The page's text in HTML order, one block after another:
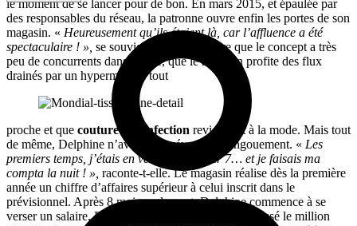
le moment de se lancer pour de bon. En mars 2015, et épaulée par
des responsables du réseau, la patronne ouvre enfin les portes de son
magasin. « Heureusement qu’ils étaient là, car l’affluence a été
spectaculaire ! », se souvient-elle. Il faut dire que le concept a très
peu de concurrents dans l’Eure, que le magasin profite des flux
drainés par un hypermarché tout
proche et que couture et confection reviennent à la mode. Mais tout
de même, Delphine n’avait pas prévu un tel engouement. « Les
premiers temps, j’étais en vente 6 jours sur 7… et je faisais ma
compta la nuit ! », raconte-t-elle. Le magasin réalise dès la première
année un chiffre d’affaires supérieur à celui inscrit dans le
prévisionnel. Après 8 mois seulement, Delphine commence à se
verser un salaire. Et depuis 2016, son affaire a dépassé le million